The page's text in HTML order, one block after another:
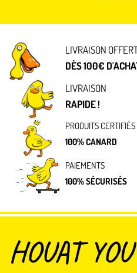
LIVRAISON
DÈS 100€
LIVRAISON
RAPIDE !
PRODUITS CERTIFIÉS
100% CANARD
PAIEMENTS
100% SÉCURISÉS
HOUAT YOU